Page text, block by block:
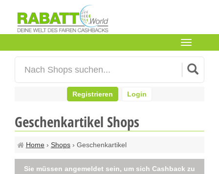
Registrieren Login
Toggle
navigation
Geschenkartikel Shops
Home› Shops› Geschenkartikel
Sie müssen angemeldet sein, um sich Cashback zu